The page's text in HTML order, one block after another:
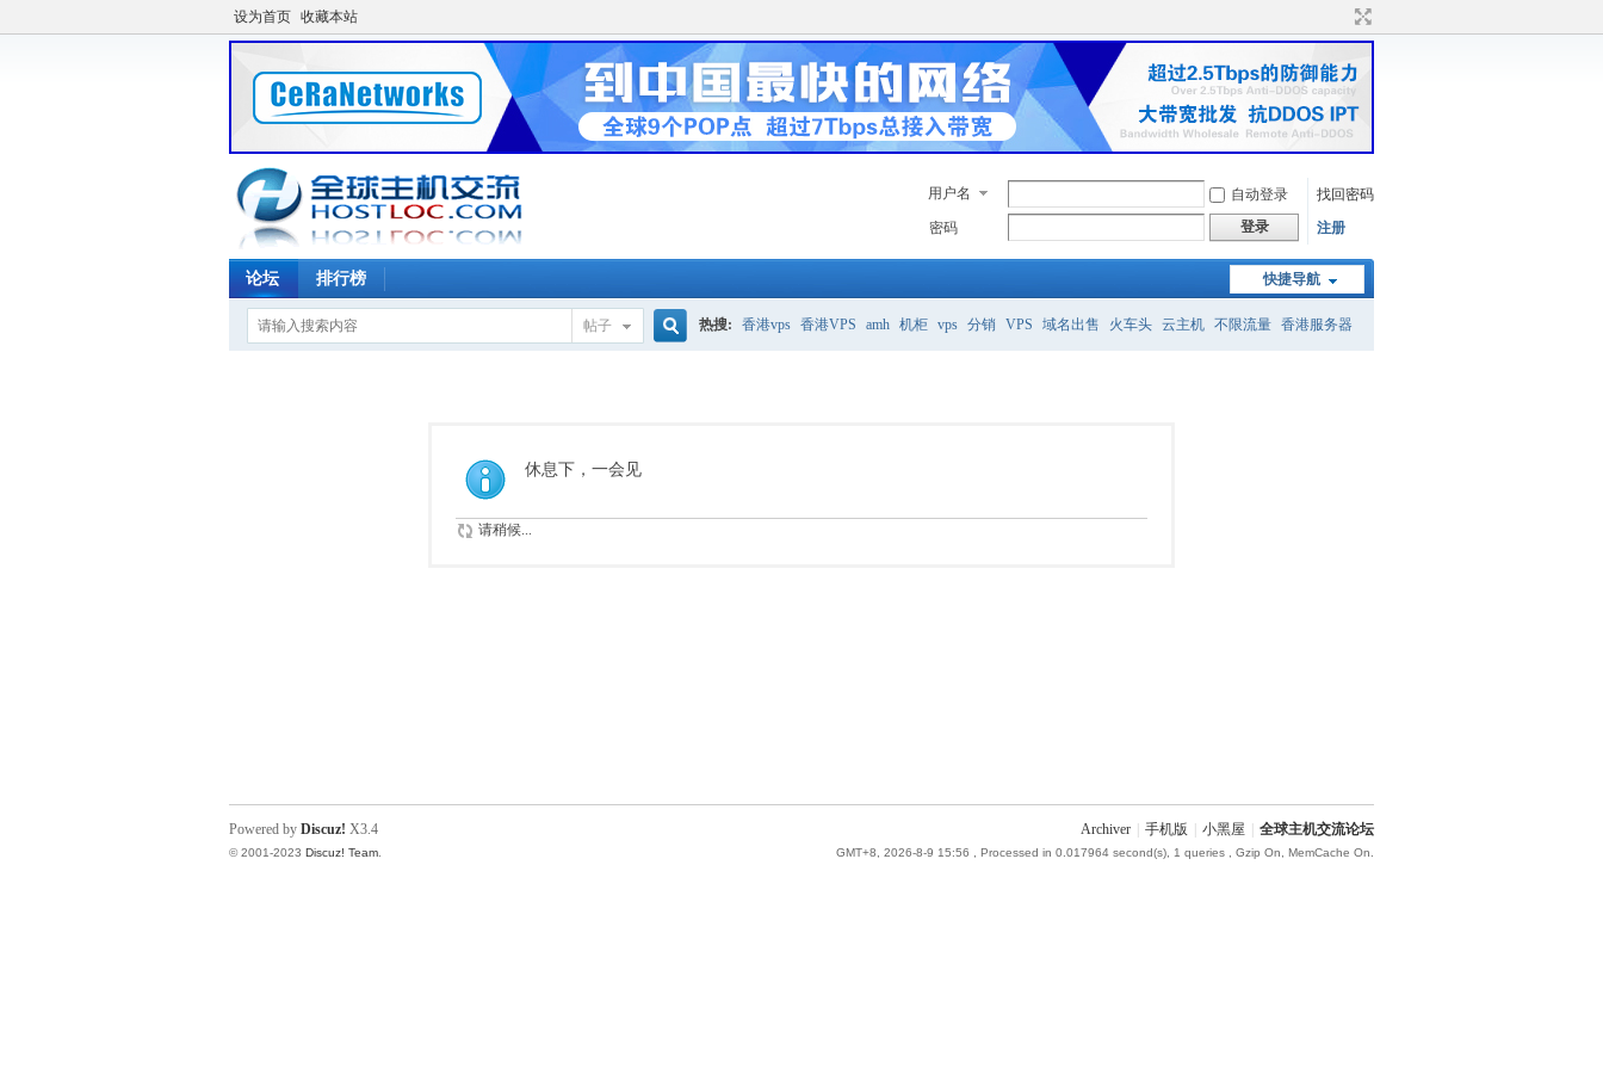
设为首页 收藏本站
用户名 自动登录
找回密码
密码
登录 注册
快捷导航
论坛 排行榜
帖子 热搜: 香港vps 香港VPS amh 机柜 vps 分销 VPS 域名出售 火车头 云主机 不限流量 香港服务器
休息下，一会见
请稍候...
Archiver 手机版 小黑屋 全球主机交流论坛
GMT+8, 2026-8-9 15:56 , Processed in 0.017964 second(s), 1 queries , Gzip On, MemCache On.
Powered by Discuz! X3.4
© 2001-2023 Discuz! Team